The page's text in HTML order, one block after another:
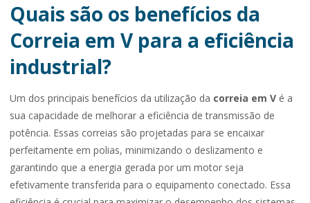
Quais são os benefícios da
Correia em V para a eficiência
industrial?
Um dos principais benefícios da utilização da correia em V é a
sua capacidade de melhorar a eficiência de transmissão de
potência. Essas correias são projetadas para se encaixar
perfeitamente em polias, minimizando o deslizamento e
garantindo que a energia gerada por um motor seja
efetivamente transferida para o equipamento conectado. Essa